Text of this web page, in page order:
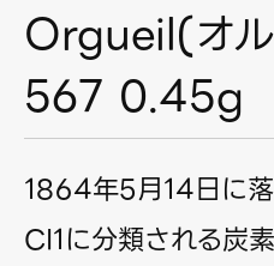
Orgueil(オ
567 0.45g
1864年5月14日に
CI1に分類される炭